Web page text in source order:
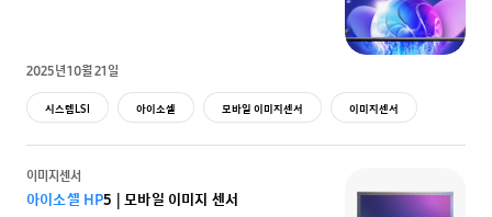
2025년 10월 21일
시스템LSI 아이소셀 모바일 이미지센서 이미지센서
이미지센서
아이소셀 HP5 | 모바일 이미지 센서